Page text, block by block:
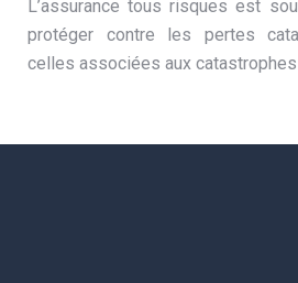
L’assurance tous risques est
protéger contre les pertes
celles associées aux